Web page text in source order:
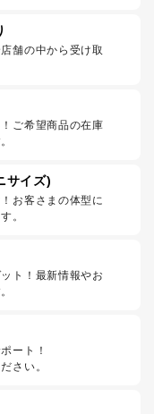
舗の中から受け取
ご希望商品の在庫
サイズ)
お客さまの体型に
。
ト！最新情報やお
ート！
さい。